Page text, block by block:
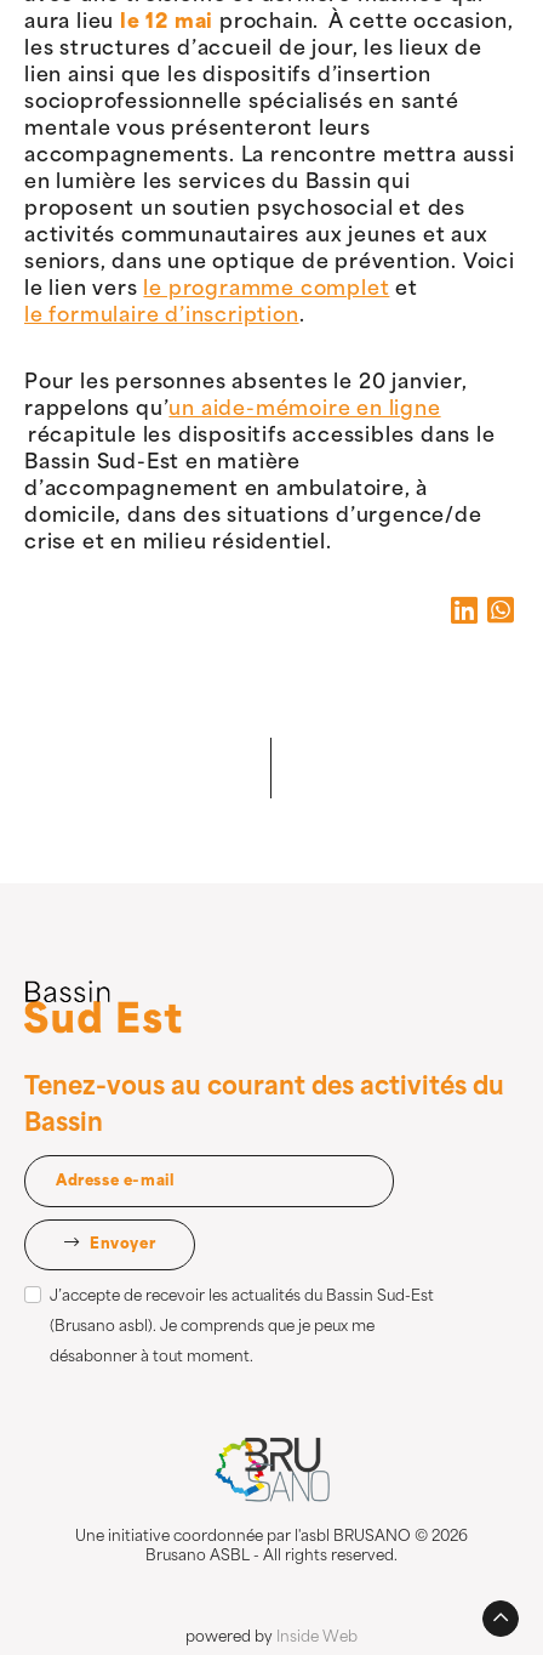
aura lieu
le 12 mai prochain. À cette occasion,
les structures d’accueil de jour, les lieux de
lien ainsi que les dispositifs d’insertion
socioprofessionnelle spécialisés en santé
mentale vous présenteront leurs
accompagnements. La rencontre mettra aussi
en lumière les services du Bassin qui
proposent un soutien psychosocial et des
activités communautaires aux jeunes et aux
seniors, dans une optique de prévention. Voici
le lien vers
le programme complet et
le formulaire d’inscription.
Pour les personnes absentes le 20 janvier,
rappelons qu’un aide-mémoire en ligne
récapitule les dispositifs accessibles dans le
Bassin Sud-Est en matière
d’accompagnement en ambulatoire, à
domicile, dans des situations d’urgence/de
crise et en milieu résidentiel.
Tenez-vous au courant des activités du
Bassin
Envoyer
J’accepte de recevoir les actualités du Bassin Sud-Est
(Brusano asbl). Je comprends que je peux me
désabonner à tout moment.
Une initiative coordonnée par l'asbl BRUSANO © 2026
Brusano ASBL - All rights reserved.
powered by Inside Web